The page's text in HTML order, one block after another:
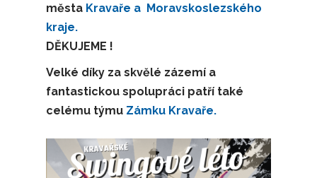
města Kravaře a Moravskoslezského
kraje.
DĚKUJEME !
Velké díky za skvělé zázemí a
fantastickou spolupráci patří také
celému týmu Zámku Kravaře.